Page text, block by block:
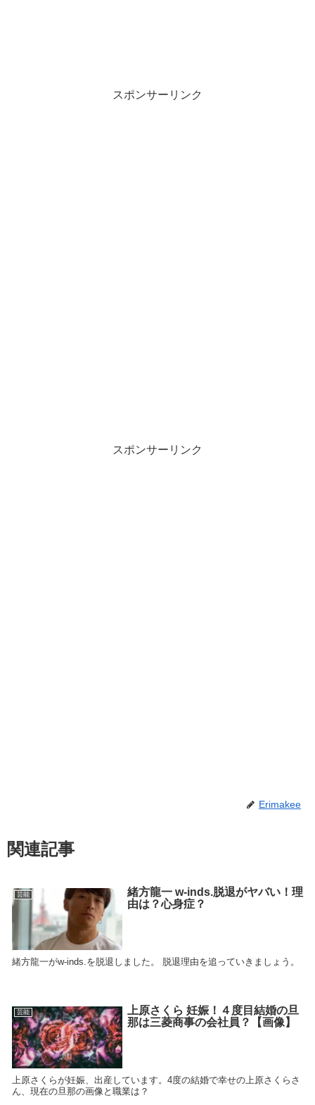
スポンサーリンク
スポンサーリンク
Erimakee
関連記事
芸能
緒方龍一 w-inds.脱退がヤバい！理
由は？心身症？
緒方龍一がw-inds.を脱退しました。 脱退理由を追っていきましょう。
芸能
上原さくら 妊娠！４度目結婚の旦
那は三菱商事の会社員？【画像】
上原さくらが妊娠、出産しています。4度の結婚で幸せの上原さくらさ
ん、現在の旦那の画像と職業は？